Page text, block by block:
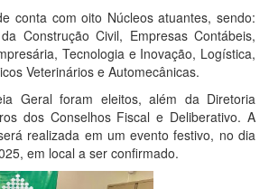
conta com oito Núcleos atuantes, sendo:
Construção Civil, Empresas Contábeis,
Tecnologia e Inovação, Logística,
Veterinários e Automecânicas.
Geral foram eleitos, além da Diretoria
dos Conselhos Fiscal e Deliberativo. A
realizada em um evento festivo, no dia
em local a ser confirmado.